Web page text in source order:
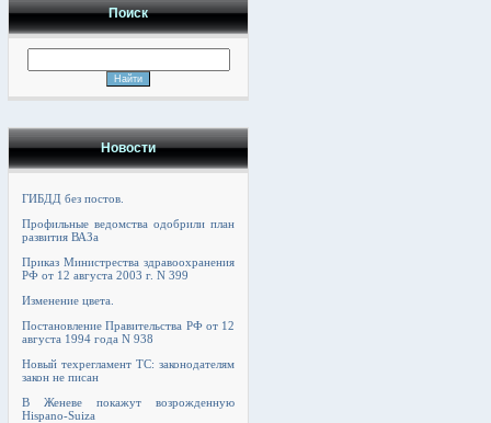
Поиск
Новости
ГИБДД без постов.
Профильные ведомства одобрили план
развития ВАЗа
Приказ Министрества здравоохранения
РФ от 12 августа 2003 г. N 399
Изменение цвета.
Постановление Правительства РФ от 12
августа 1994 года N 938
Новый техрегламент ТС: законодателям
закон не писан
В Женеве покажут возрожденную
Hispano-Suiza